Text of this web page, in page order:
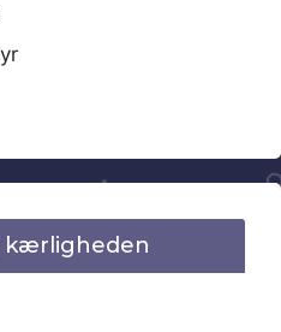
kærligheden